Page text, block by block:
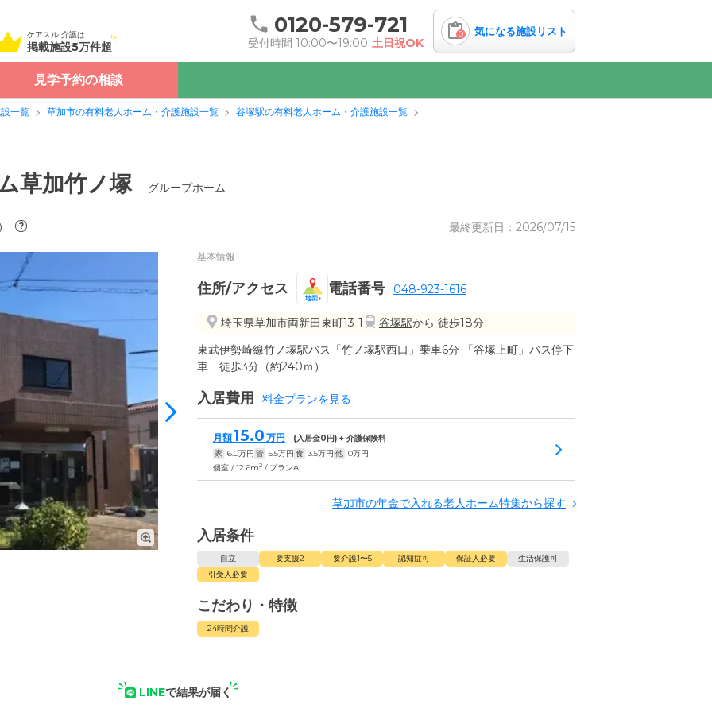
ケアスル 介護は
掲載施設5万件超
0120-579-721
受付時間 10:00〜19:00 土日祝OK
0 気になる施設リスト
見学予約の相談
一覧 草加市の有料老人ホーム・介護施設一覧 谷塚駅の有料老人ホーム・介護施設一覧
草加竹ノ塚 グループホーム
? 最終更新日：2026/07/15
基本情報
住所/アクセス
地図
電話番号 048-923-1616
埼玉県草加市両新田東町13-1 谷塚駅から 徒歩18分
東武伊勢崎線竹ノ塚駅バス「竹ノ塚駅西口」乗車6分 「谷塚上町」バス停下
車 徒歩3分（約240ｍ）
入居費用 料金プランを見る
月額15.0 万円 (入居金0円) + 介護保険料
家 6.0万円 管 5.5万円 食 3.5万円 他 0万円
個室 / 12.6m2 / プランA
草加市の年金で入れる老人ホーム特集から探す
入居条件
自立 要支援2 要介護1〜5 認知症可 保証人必要
生活保護可
引受人必要
こだわり・特徴
24時間介護
LINEで結果が届く